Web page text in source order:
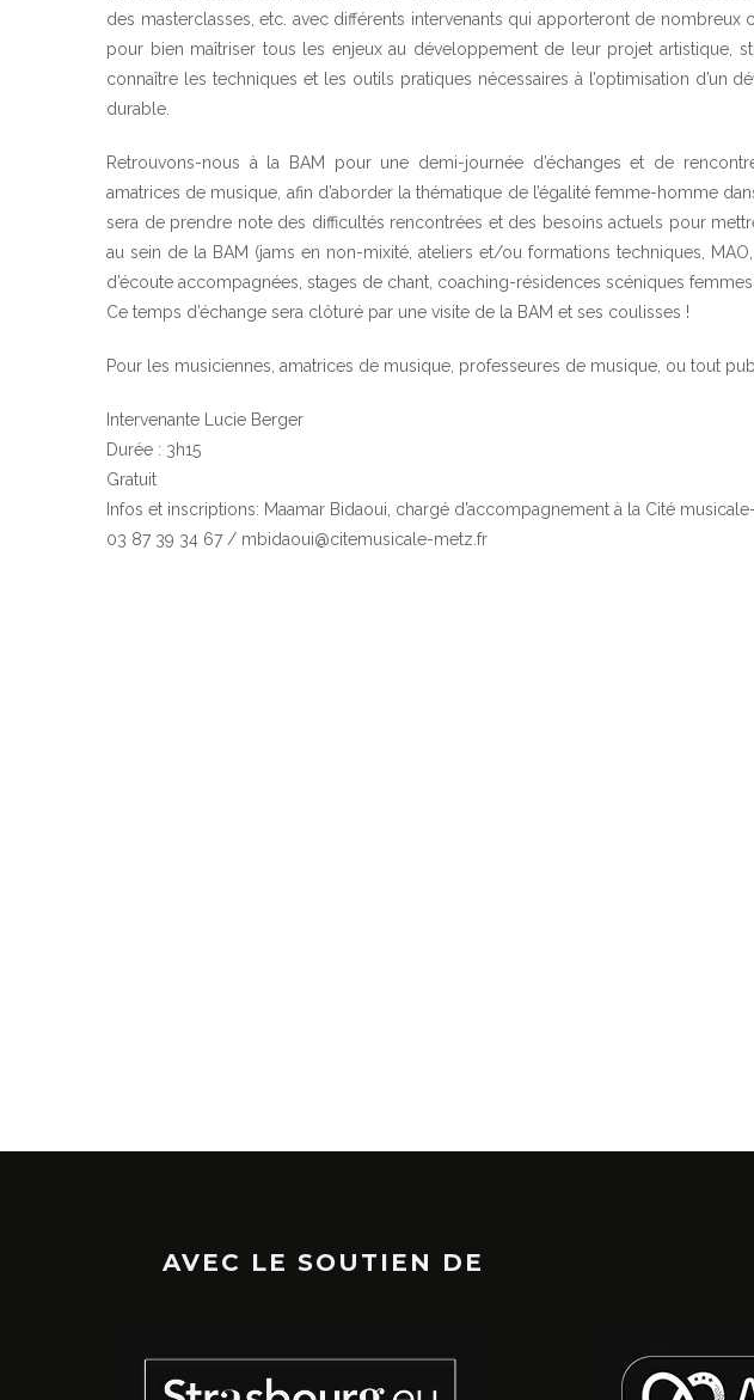
des masterclasses, etc. avec différents intervenants qui apporteront de nombreux
pour bien maîtriser tous les enjeux au développement de leur projet artistique,
connaître les techniques et les outils pratiques nécessaires à l’optimisation d’un
durable.
Retrouvons-nous à la BAM pour une demi-journée d’échanges et de
amatrices de musique, afin d’aborder la thématique de l’égalité femme-homme
sera de prendre note des difficultés rencontrées et des besoins actuels pour
au sein de la BAM (jams en non-mixité, ateliers et/ou formations techniques,
d’écoute accompagnées, stages de chant, coaching-résidences scéniques
Ce temps d’échange sera clôturé par une visite de la BAM et ses coulisses !
Pour les musiciennes, amatrices de musique, professeures de musique, ou tout
Intervenante Lucie Berger
Durée : 3h15
Gratuit
Infos et inscriptions: Maamar Bidaoui, chargé d’accompagnement à la Cité
03 87 39 34 67 / mbidaoui@citemusicale-metz.fr
AVEC LE SOUTIEN DE